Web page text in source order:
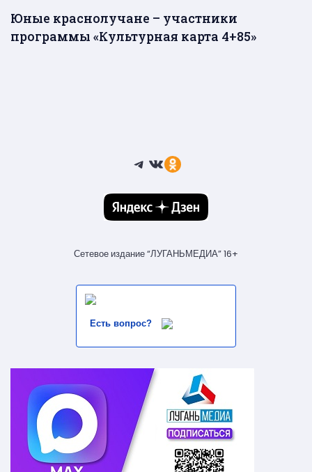
Юные краснолучане – участники
программы «Культурная карта 4+85»
Telegram
ВКонтакте
Ссылка
Сетевое издание “ЛУГАНЬМЕДИА” 16+
Есть вопрос?